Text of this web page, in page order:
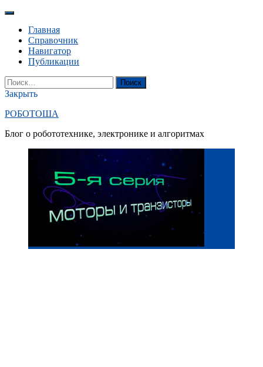
Перейти
содержанию
Главная
Справочник
Навигатор
Публикации
YouTube
Вконтакте
RSS
Поиск
Найти:
Закрыть
РОБОТОША
Блог о робототехнике, электронике и алгоритмах